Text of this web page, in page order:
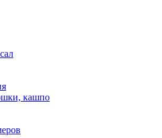
кашпо